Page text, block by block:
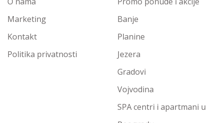
Marketing
Kontakt
Politika privatnosti
Banje
Planine
Jezera
Gradovi
Vojvodina
SPA centri i apartmani u